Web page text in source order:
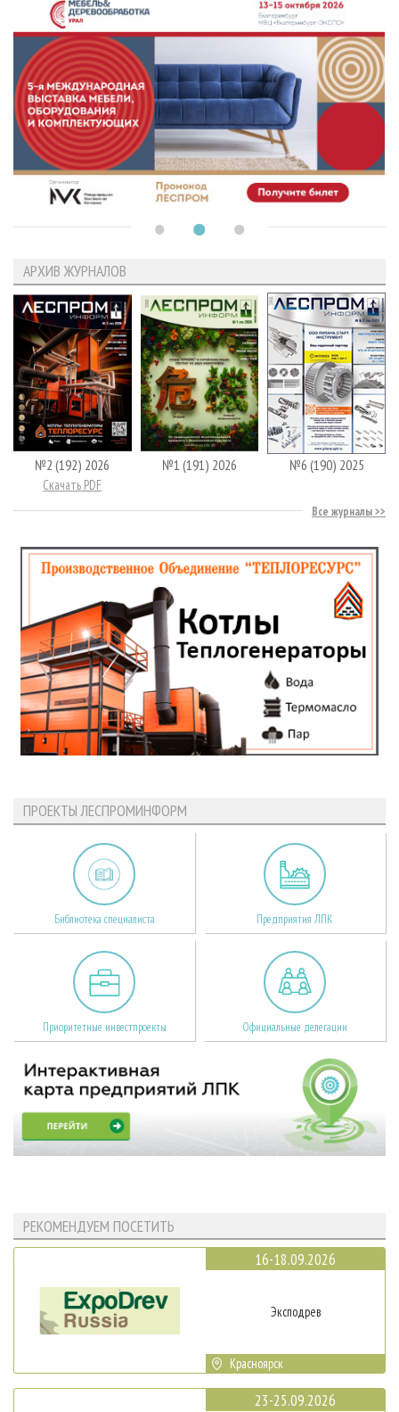
АРХИВ ЖУРНАЛОВ
№2 (192) 2026
Скачать PDF
№1 (191) 2026 №6 (190) 2025
Все журналы
ПРОЕКТЫ ЛЕСПРОМИНФОРМ
Библиотека специалиста Предприятия ЛПК
Приоритетные инвестпроекты Официальные делегации
РЕКОМЕНДУЕМ ПОСЕТИТЬ
16-18.09.2026
Эксподрев
Красноярск
23-25.09.2026